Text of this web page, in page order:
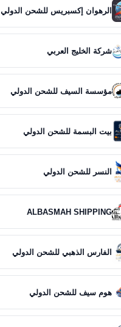
الرهوان إكسبريس للشحن الدولي
شركة الخليج العربي
مؤسسة السيف للشحن الدولي
بيت البسمة للشحن الدولي
النسر للشحن الدولي
ALBASMAH SHIPPING
الفارس الذهبي للشحن الدولي
هوم سيف للشحن الدولي